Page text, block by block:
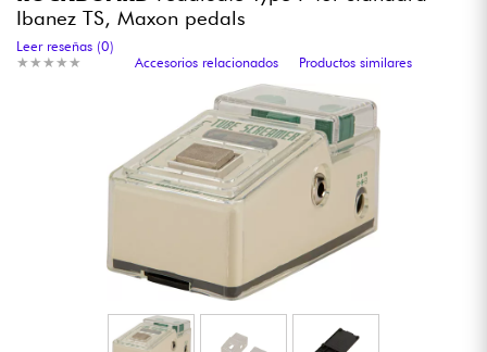
Ampli & Efectos
Sintetizadores & samplers
Grabación
Auriculares
Ibanez TS, Maxon pedals
★ ★ ★ ★ ★
★ ★ ★ ★ ★
Leer reseñas (0)
Accesorios relacionados
Productos similares